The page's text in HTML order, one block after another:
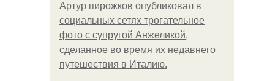
Артур пирожков опубликовал в
социальных сетях трогательное
фото с супругой Анжеликой,
сделанное во время их недавнего
путешествия в Италию.